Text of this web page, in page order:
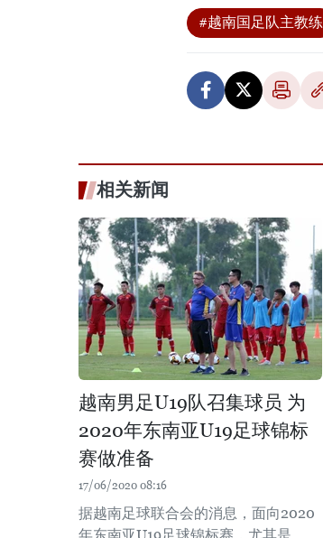
#越南国足队主教练
相关新闻
越南男足U19队召集球员 为
2020年东南亚U19足球锦标
赛做准备
17/06/2020 08:16
据越南足球联合会的消息，面向2020